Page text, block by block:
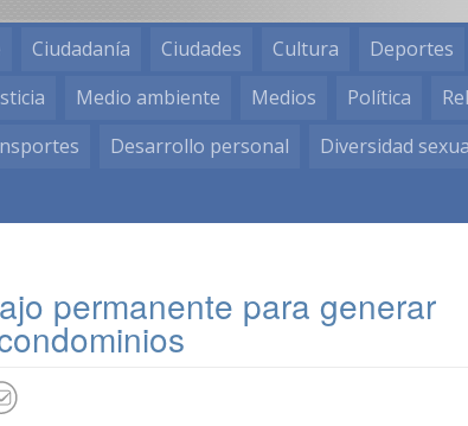
Ciudadanía Ciudades Cultura Deportes
Medio ambiente Medios Política
Desarrollo personal Diversidad
permanente para generar